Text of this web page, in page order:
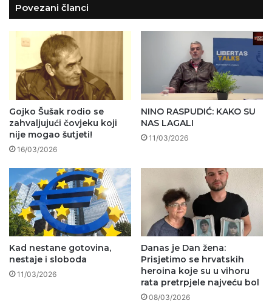
Povezani članci
Gojko Šušak rodio se
zahvaljujući čovjeku koji
nije mogao šutjeti!
16/03/2026
NINO RASPUDIĆ: KAKO SU
NAS LAGALI
11/03/2026
Kad nestane gotovina,
nestaje i sloboda
11/03/2026
Danas je Dan žena:
Prisjetimo se hrvatskih
heroina koje su u vihoru
rata pretrpjele najveću bol
08/03/2026